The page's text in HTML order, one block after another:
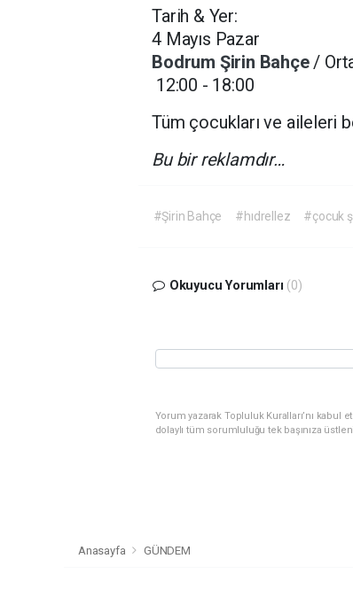
Tarih & Yer:
4 Mayıs Pazar
Bodrum Şirin Bahçe/
12:00 - 18:00
Tüm çocukları ve aileleri
Bu bir reklamdır…
#Şirin Bahçe #hıdrellez #çocuk
Okuyucu Yorumları (0)
Yorum yazarak Topluluk Kuralları’nı
dolaylı tüm sorumluluğu tek başınıza
Anasayfa GÜNDEM